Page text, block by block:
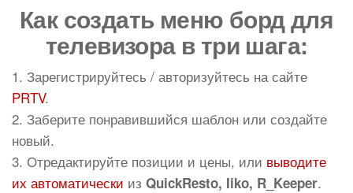
Как создать меню борд для
телевизора в три шага:
1. Зарегистрируйтесь / авторизуйтесь на сайте
PRTV.
2. Заберите понравившийся шаблон или создайте
новый.
3. Отредактируйте позиции и цены, или выводите
их автоматически из QuickResto, Iiko, R_Keeper.